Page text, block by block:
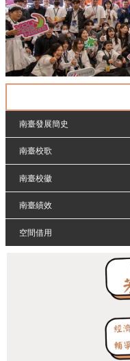
南臺發展簡史
南臺校歌
南臺校徽
南臺績效
空間借用